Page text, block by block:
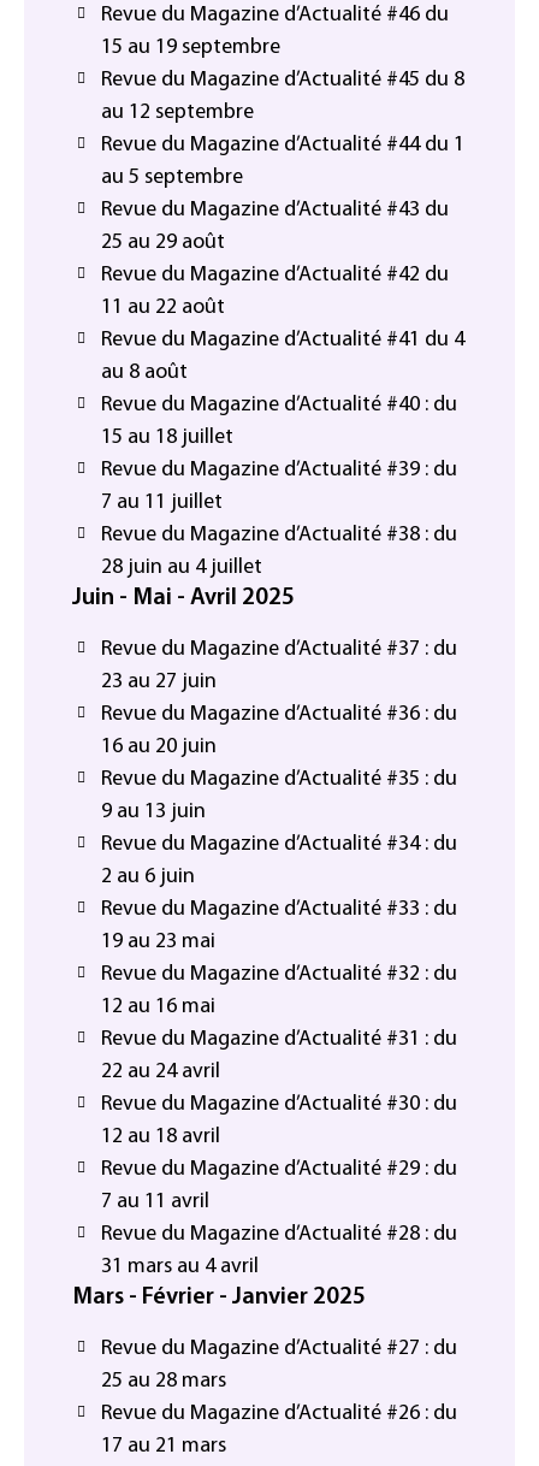
Revue du Magazine d’Actualité #46 du
15 au 19 septembre
Revue du Magazine d’Actualité #45 du 8
au 12 septembre
Revue du Magazine d’Actualité #44 du 1
au 5 septembre
Revue du Magazine d’Actualité #43 du
25 au 29 août
Revue du Magazine d’Actualité #42 du
11 au 22 août
Revue du Magazine d’Actualité #41 du 4
au 8 août
Revue du Magazine d’Actualité #40 : du
15 au 18 juillet
Revue du Magazine d’Actualité #39 : du
7 au 11 juillet
Revue du Magazine d’Actualité #38 : du
28 juin au 4 juillet
Juin - Mai - Avril 2025
Revue du Magazine d’Actualité #37 : du
23 au 27 juin
Revue du Magazine d’Actualité #36 : du
16 au 20 juin
Revue du Magazine d’Actualité #35 : du
9 au 13 juin
Revue du Magazine d’Actualité #34 : du
2 au 6 juin
Revue du Magazine d’Actualité #33 : du
19 au 23 mai
Revue du Magazine d’Actualité #32 : du
12 au 16 mai
Revue du Magazine d’Actualité #31 : du
22 au 24 avril
Revue du Magazine d’Actualité #30 : du
12 au 18 avril
Revue du Magazine d’Actualité #29 : du
7 au 11 avril
Revue du Magazine d’Actualité #28 : du
31 mars au 4 avril
Mars - Février - Janvier 2025
Revue du Magazine d’Actualité #27 : du
25 au 28 mars
Revue du Magazine d’Actualité #26 : du
17 au 21 mars